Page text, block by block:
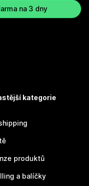
na 3 dny
kategorie
produktů
a balíčky